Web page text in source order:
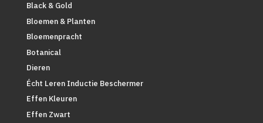
Black & Gold
Bloemen & Planten
Bloemenpracht
Botanical
Dieren
Écht Leren Inductie Beschermer
Effen Kleuren
Effen Zwart